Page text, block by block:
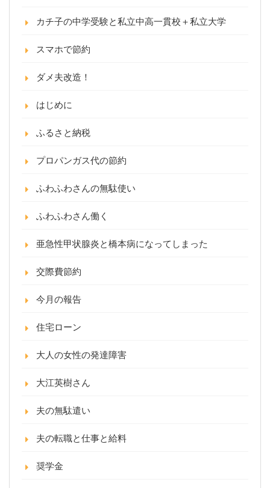
カチ子の中学受験と私立中高一貫校＋私立大学
スマホで節約
ダメ夫改造！
はじめに
ふるさと納税
プロパンガス代の節約
ふわふわさんの無駄使い
ふわふわさん働く
亜急性甲状腺炎と橋本病になってしまった
交際費節約
今月の報告
住宅ローン
大人の女性の発達障害
大江英樹さん
夫の無駄遣い
夫の転職と仕事と給料
奨学金